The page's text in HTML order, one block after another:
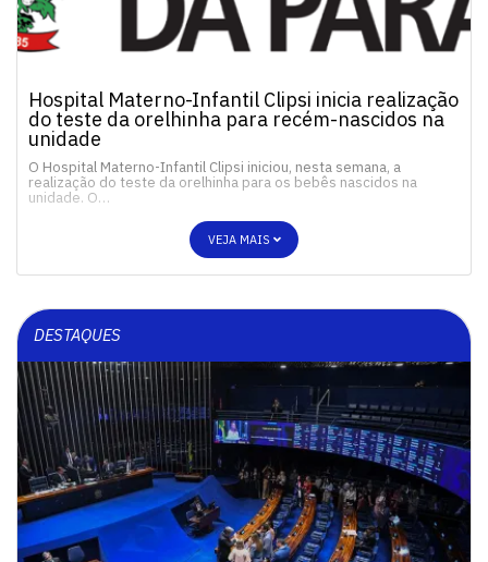
Hospital Materno-Infantil Clipsi inicia realização
do teste da orelhinha para recém-nascidos na
unidade
O Hospital Materno-Infantil Clipsi iniciou, nesta semana, a
realização do teste da orelhinha para os bebês nascidos na
unidade. O…
VEJA MAIS
DESTAQUES